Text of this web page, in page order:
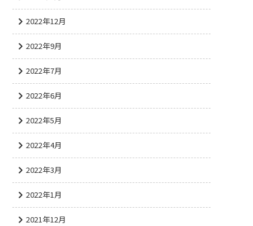
2022年12月
2022年9月
2022年7月
2022年6月
2022年5月
2022年4月
2022年3月
2022年1月
2021年12月